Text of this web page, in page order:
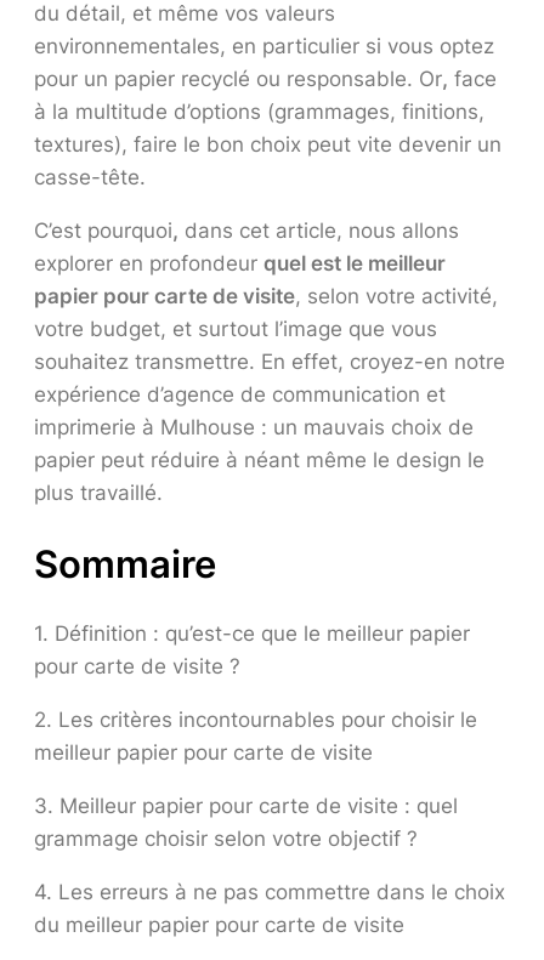
du détail, et même vos valeurs
environnementales, en particulier si vous optez
pour un papier recyclé ou responsable. Or, face
à la multitude d’options (grammages, finitions,
textures), faire le bon choix peut vite devenir un
casse-tête.
C’est pourquoi, dans cet article, nous allons
explorer en profondeur quel est le meilleur
papier pour carte de visite, selon votre activité,
votre budget, et surtout l’image que vous
souhaitez transmettre. En effet, croyez-en notre
expérience d’agence de communication et
imprimerie à Mulhouse : un mauvais choix de
papier peut réduire à néant même le design le
plus travaillé.
Sommaire
1. Définition : qu’est-ce que le meilleur papier
pour carte de visite ?
2. Les critères incontournables pour choisir le
meilleur papier pour carte de visite
3. Meilleur papier pour carte de visite : quel
grammage choisir selon votre objectif ?
4. Les erreurs à ne pas commettre dans le choix
du meilleur papier pour carte de visite